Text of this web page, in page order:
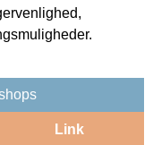
Link